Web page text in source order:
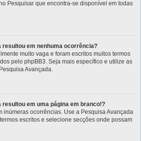
Pesquisar que encontra-se disponível em todas
resultou em nenhuma ocorrência?
muito vaga e foram escritos muitos termos
pelo phpBB3. Seja mais específico e utilize as
Avançada.
resultou em uma página em branco!?
inúmeras ocorrências. Use a Pesquisa Avançada
escritos e selecione secções onde possam